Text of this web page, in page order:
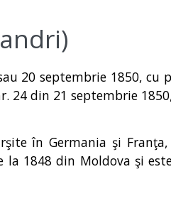
20 septembrie 1850,
din 21 septembrie
în Germania şi
1848 din Moldova şi